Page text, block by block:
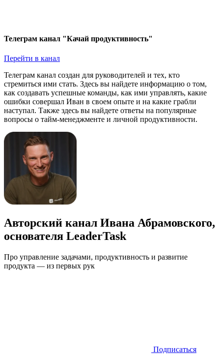
Телеграм канал "Качай продуктивность"
Перейти в канал
Телеграм канал создан для руководителей и тех, кто
стремиться ими стать. Здесь вы найдете информацию о том,
как создавать успешные команды, как ими управлять, какие
ошибки совершал Иван в своем опыте и на какие грабли
наступал. Также здесь вы найдете ответы на популярные
вопросы о тайм-менеджменте и личной продуктивности.
Авторский канал Ивана Абрамовского,
основателя LeaderTask
Про управление задачами, продуктивность и развитие
продукта — из первых рук
Подписаться